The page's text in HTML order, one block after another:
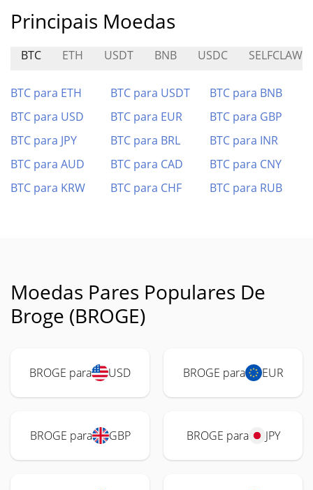
Principais Moedas
BTC ETH USDT BNB USDC SELFCLAW
BTC para ETH BTC para USDT
BTC para BNB
BTC para USD
BTC para EUR
BTC para GBP
BTC para JPY
BTC para BRL
BTC para INR
BTC para AUD
BTC para CAD
BTC para CNY
BTC para KRW
BTC para CHF BTC para RUB
Moedas Pares Populares De
Broge (BROGE)
BROGE para USD BROGE para EUR
BROGE para GBP BROGE para JPY